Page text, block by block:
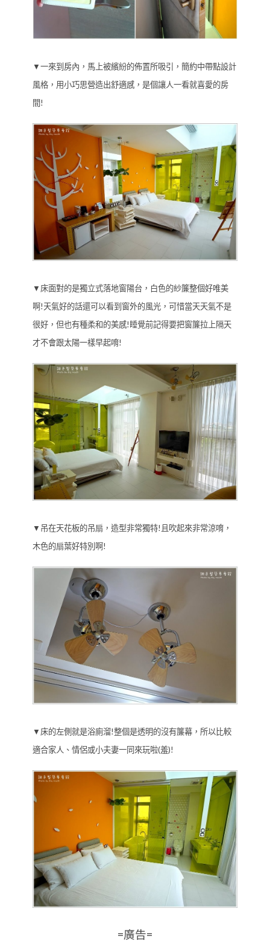
▼一來到房內，馬上被繽紛的佈置所吸引，簡約中帶點設計
風格，用小巧思營造出舒適感，是個讓人一看就喜愛的房
間!
▼床面對的是獨立式落地窗陽台，白色的紗簾整個好唯美
啊!天氣好的話還可以看到窗外的風光，可惜當天天氣不是
很好，但也有種柔和的美感!睡覺前記得要把窗簾拉上隔天
才不會跟太陽一樣早起唷!
▼吊在天花板的吊扇，造型非常獨特!且吹起來非常涼唷，
木色的扇葉好特別啊!
▼床的左側就是浴廁溜!整個是透明的沒有簾幕，所以比較
適合家人、情侶或小夫妻一同來玩啦(羞)!
=廣告=